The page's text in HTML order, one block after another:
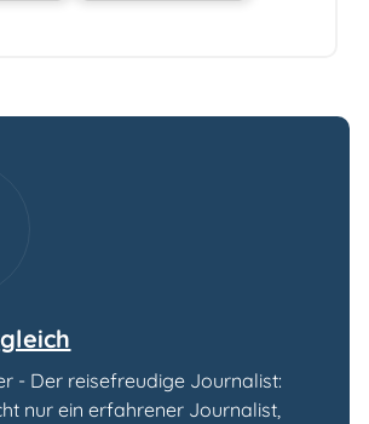
- Der reisefreudige Journalist:
nur ein erfahrener Journalist,